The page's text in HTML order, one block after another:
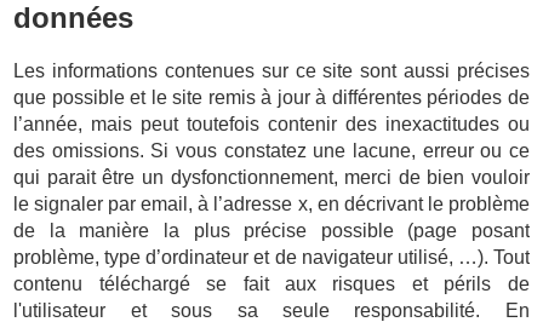
données
Les informations contenues sur ce site sont aussi précises
que possible et le site remis à jour à différentes périodes de
l’année, mais peut toutefois contenir des inexactitudes ou
des omissions. Si vous constatez une lacune, erreur ou ce
qui parait être un dysfonctionnement, merci de bien vouloir
le signaler par email, à l’adresse x, en décrivant le problème
de la manière la plus précise possible (page posant
problème, type d’ordinateur et de navigateur utilisé, …). Tout
contenu téléchargé se fait aux risques et périls de
l'utilisateur et sous sa seule responsabilité. En